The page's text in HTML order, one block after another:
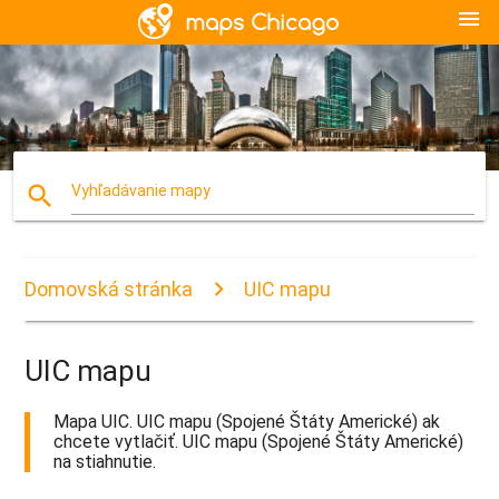
menu
search Vyhľadávanie mapy
Domovská stránka UIC mapu
UIC mapu
Mapa UIC. UIC mapu (Spojené Štáty Americké) ak
chcete vytlačiť. UIC mapu (Spojené Štáty Americké)
na stiahnutie.